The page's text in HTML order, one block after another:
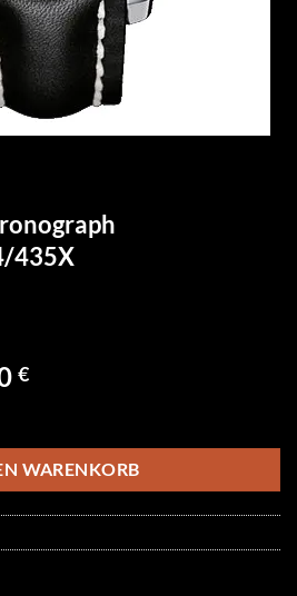
435X
€
€Aktueller
269.00 €.
WARENKORB